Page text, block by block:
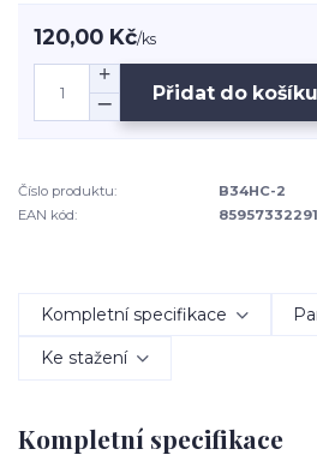
120,00 Kč/ks
Přidat do košíku
Číslo produktu:
B34HC-2
EAN kód:
Kompletní specifikace
Ke stažení
Kompletní specifikace